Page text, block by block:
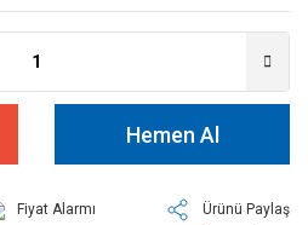
Hemen Al
Fiyat Alarmı
Ürünü Paylaş